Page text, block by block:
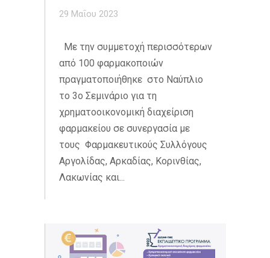
29 Μαΐου 2023
Με την συμμετοχή περισσότερων
από 100 φαρμακοποιών
πραγματοποιήθηκε στο Ναύπλιο
το 3ο Σεμινάριο για τη
χρηματοοικονομική διαχείριση
φαρμακείου σε συνεργασία με
τους Φαρμακευτικούς Συλλόγους
Αργολίδας, Αρκαδίας, Κορινθίας,
Λακωνίας και...